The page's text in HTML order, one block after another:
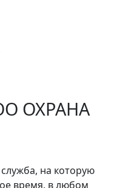
ОХРАНА
на которую
время, в любом